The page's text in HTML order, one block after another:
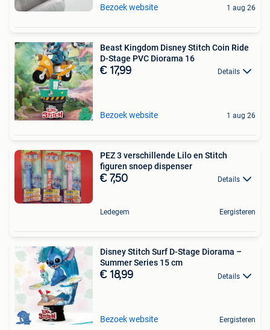
Bezoek website 1 aug 26
Beast Kingdom Disney Stitch Coin Ride
D-Stage PVC Diorama 16
€ 17,99 Details
Bezoek website 1 aug 26
PEZ 3 verschillende Lilo en Stitch
figuren snoep dispenser
€ 7,50 Details
Ledegem Eergisteren
Disney Stitch Surf D-Stage Diorama –
Summer Series 15 cm
€ 18,99 Details
Bezoek website Eergisteren